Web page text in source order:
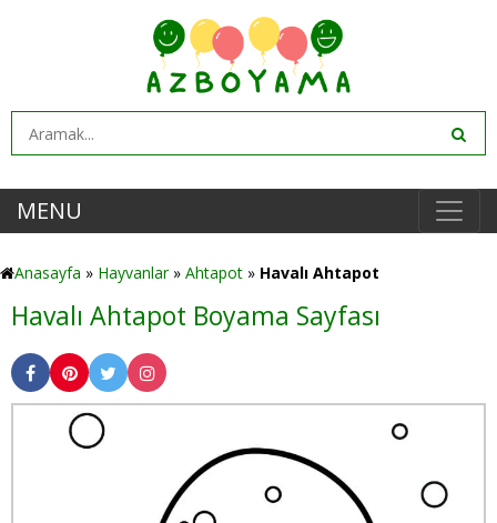
MENU
Anasayfa » Hayvanlar» Ahtapot » Havalı Ahtapot
Havalı Ahtapot Boyama Sayfası